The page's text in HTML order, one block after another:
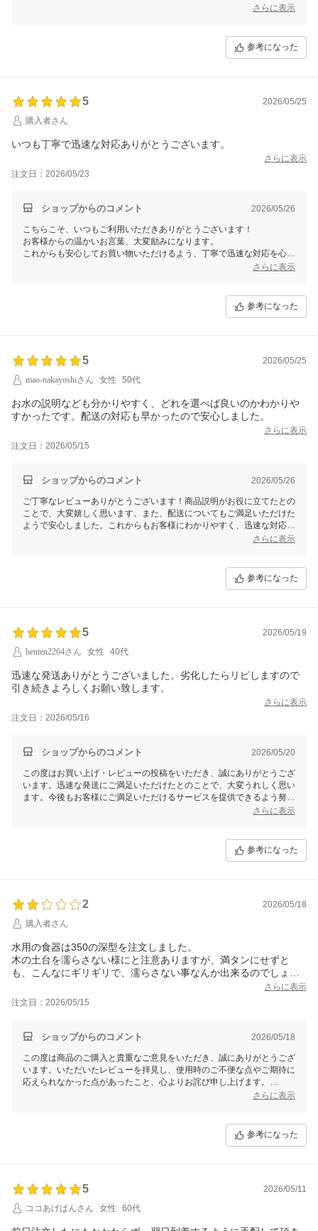
で安心してお買い物いただけるよう、努めてまいります。引き続き、ど
さらに表示
参考になった
5
2026/05/25
購入者さん
いつも丁寧で迅速な対応ありがとうございます。
さらに表示
注文日：2026/05/23
ショップからのコメント 2026/05/26
こちらこそ、いつもご利用いただきありがとうございます！
お客様からの温かいお言葉、大変励みになります。
これからも安心してお買い物いただけるよう、丁寧で迅速な対応を心が
さらに表示
参考になった
5
2026/05/25
mao-nakayoshiさん
女性 50代
お水の説明なども分かりやすく、どれを選べば良いのかわかりや
すかったです。配送の対応も早かったので安心しました。
さらに表示
注文日：2026/05/15
ショップからのコメント 2026/05/26
ご丁寧なレビューありがとうございます！商品説明がお役に立てたとの
ことで、大変嬉しく思います。また、配送についてもご満足いただけた
ようで安心しました。これからもお客様にわかりやすく、迅速な対応を
心がけてまいります。引き続きどうぞよろしくお願いいたします！
さらに表示
参考になった
5
2026/05/19
benten2264さん
女性 40代
迅速な発送ありがとうございました。劣化したらリピしますので
引き続きよろしくお願い致します。
さらに表示
注文日：2026/05/16
ショップからのコメント 2026/05/20
この度はお買い上げ・レビューの投稿をいただき、誠にありがとうござ
います。迅速な発送にご満足いただけたとのことで、大変うれしく思い
ます。今後もお客様にご満足いただけるサービスを提供できるよう努め
います。その際にはぜひお気軽にご利用ください。これからもどうぞよ
さらに表示
参考になった
2
2026/05/18
購入者さん
水用の食器は350の深型を注文しました。
木の土台を濡らさない様にと注意ありますが、満タンにせずと
も、こんなにギリギリで、濡らさない事なんか出来るのでしょう
土台もLを頼んだので、もっと高さがあるのかと思ってましたが、
さらに表示
注文日：2026/05/15
ショップからのコメント 2026/05/18
この度は商品のご購入と貴重なご意見をいただき、誠にありがとうござ
います。いただいたレビューを拝見し、使用時のご不便な点やご期待に
応えられなかった点があったこと、心よりお詫び申し上げます。
いただいたお声を参考に、他のお客様にも使いやすい、お求めに応えら
引き続きよろしくお願いいたします。
さらに表示
参考になった
5
2026/05/11
ココあげぱんさん
女性 60代